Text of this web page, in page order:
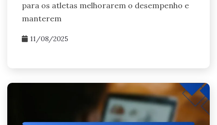
para os atletas melhorarem o desempenho e
manterem
11/08/2025